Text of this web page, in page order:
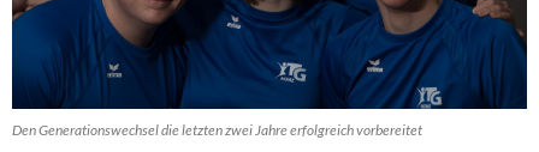
Den Generationswechsel die letzten zwei Jahre erfolgreich vorbereitet